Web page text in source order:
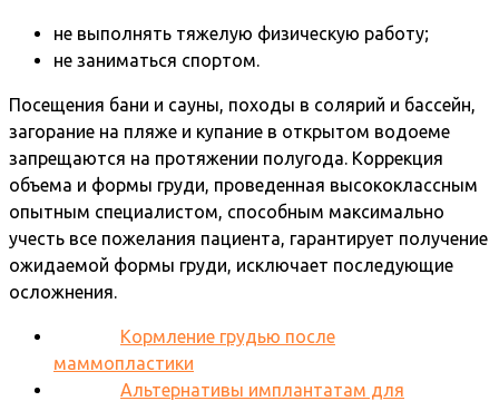
не выполнять тяжелую физическую работу;
не заниматься спортом.
Посещения бани и сауны, походы в солярий и бассейн,
загорание на пляже и купание в открытом водоеме
запрещаются на протяжении полугода. Коррекция
объема и формы груди, проведенная высококлассным
опытным специалистом, способным максимально
учесть все пожелания пациента, гарантирует получение
ожидаемой формы груди, исключает последующие
осложнения.
Кормление грудью после
маммопластики
Альтернативы имплантатам для